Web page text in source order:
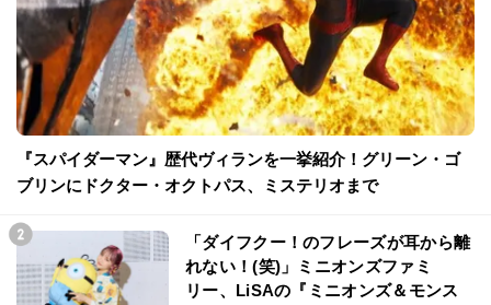
『スパイダーマン』歴代ヴィランを一挙紹介！グリーン・ゴ
ブリンにドクター・オクトパス、ミステリオまで
「ダイフクー！のフレーズが耳から離
れない！(笑)」ミニオンズファミ
リー、LiSAの『ミニオンズ＆モンス